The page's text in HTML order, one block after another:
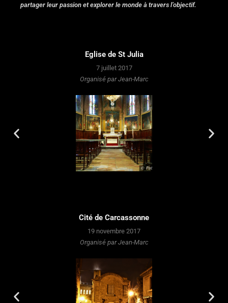
partager leur passion et explorer le monde à travers l’objectif.
Eglise de St Julia
7 juillet 2017
Organisé par Jean-Marc
Cité de Carcassonne
19 novembre 2017
Organisé par Jean-Marc